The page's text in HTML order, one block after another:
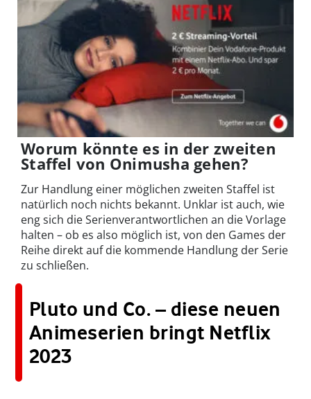
Worum könnte es in der zweiten
Staffel von Onimusha gehen?
Zur Handlung einer möglichen zweiten Staffel ist
natürlich noch nichts bekannt. Unklar ist auch, wie
eng sich die Serienverantwortlichen an die Vorlage
halten – ob es also möglich ist, von den Games der
Reihe direkt auf die kommende Handlung der Serie
zu schließen.
Pluto und Co. – diese neuen
Animeserien bringt Netflix
2023